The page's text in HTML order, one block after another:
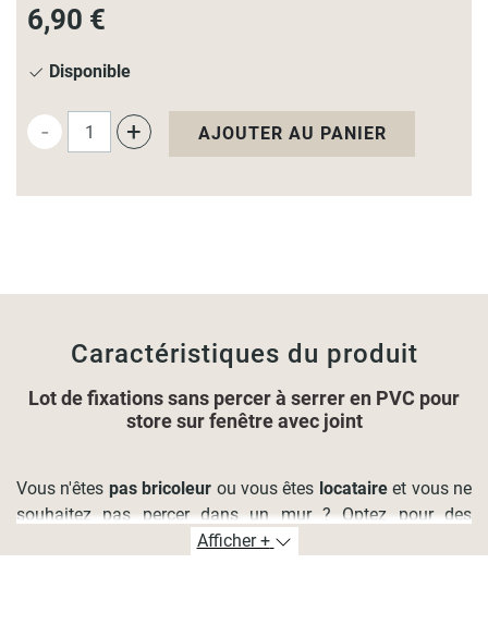
6,90 €
Disponible
- + AJOUTER AU PANIER
Caractéristiques du produit
Lot de fixations sans percer à serrer en PVC pour
store sur fenêtre avec joint
Vous n'êtes pas bricoleur ou vous êtes locataireet vous ne
souhaitez pas percer dans un mur ? Optez pour des
fixations sans percer à serrer pour une pose facile de tous
Afficher +